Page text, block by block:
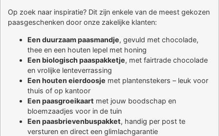
Op zoek naar inspiratie? Dit zijn enkele van de meest gekozen
paasgeschenken door onze zakelijke klanten:
Een duurzaam paasmandje, gevuld met chocolade,
thee en een houten lepel met honing
Een biologisch paaspakketje, met fairtrade chocolade
en vrolijke lenteverrassing
Een houten eierdoosje met plantenstekers – leuk voor
thuis of op kantoor
Een paasgroeikaart met jouw boodschap en
bloemzaadjes voor in de tuin
Een paasbrievenbuspakket, handig per post te
versturen en direct een glimlachgarantie